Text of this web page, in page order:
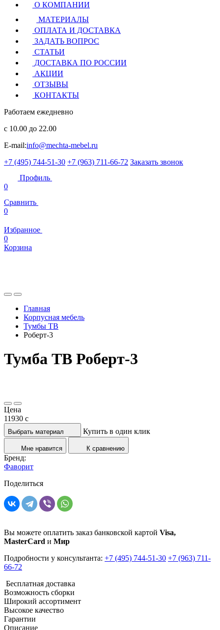
О КОМПАНИИ
МАТЕРИАЛЫ
ОПЛАТА И ДОСТАВКА
ЗАДАТЬ ВОПРОС
СТАТЬИ
ДОСТАВКА ПО РОССИИ
АКЦИИ
ОТЗЫВЫ
КОНТАКТЫ
Работаем ежедневно
с 10.00 до 22.00
E-mail:info@mechta-mebel.ru
+7 (495) 744-51-30 +7 (963) 711-66-72 Заказать звонок
Профиль
0
Сравнить
0
Избранное
0
Корзина
Главная
Корпусная мебель
Тумбы ТВ
Роберт-3
Тумба ТВ Роберт-3
Цена
11930 c
Выбрать материал Купить в один клик
Мне нравится К сравнению
Бренд:
Фаворит
Поделиться
Вы можете оплатить заказ банковской картой Visa,
MasterCard и Мир
Подробности у консультанта: +7 (495) 744-51-30 +7 (963) 711-
66-72
Бесплатная доставка
Возможность сборки
Широкий ассортимент
Высокое качество
Гарантии
Описание